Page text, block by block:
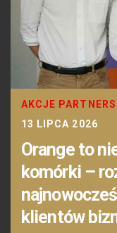
AKCJE
13 LIPCA 2026
Orange to
komórki –
klientów